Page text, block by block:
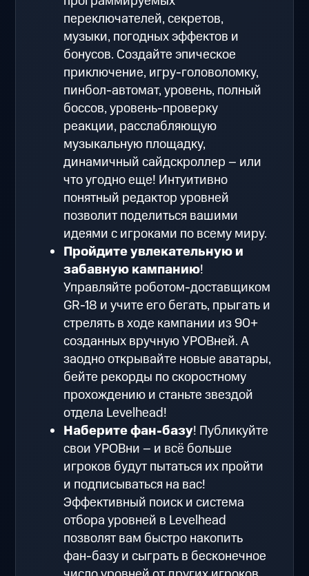
переключателей, секретов,
музыки, погодных эффектов и
бонусов. Создайте эпическое
приключение, игру-головоломку,
пинбол-автомат, уровень, полный
боссов, уровень-проверку
реакции, расслабляющую
музыкальную площадку,
динамичный сайдскроллер – или
что угодно еще! Интуитивно
понятный редактор уровней
позволит поделиться вашими
идеями с игроками по всему миру.
Пройдите увлекательную и
забавную кампанию!
Управляйте роботом-доставщиком
GR-18 и учите его бегать, прыгать и
стрелять в ходе кампании из 90+
созданных вручную УРОВней. А
заодно открывайте новые аватары,
бейте рекорды по скоростному
прохождению и станьте звездой
отдела Levelhead!
Наберите фан-базу! Публикуйте
свои УРОВни – и всё больше
игроков будут пытаться их пройти
и подписываться на вас!
Эффективный поиск и система
отбора уровней в Levelhead
позволят вам быстро накопить
фан-базу и сыграть в бесконечное